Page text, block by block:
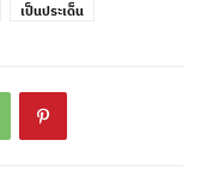
เป็นประเด็น